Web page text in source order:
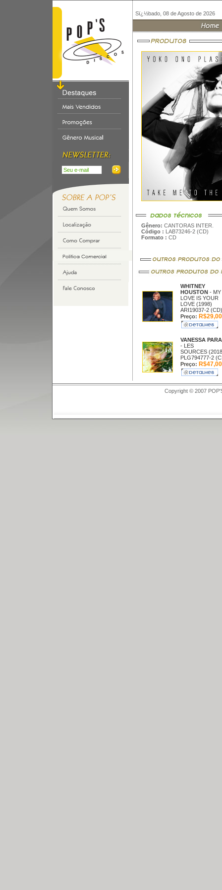
Sï¿½bado, 08 de Agosto de 2026
Gênero: CANTORAS INTER.
Código : LAB73246-2 (CD)
Formato : CD
WHITNEY
HOUSTON - MY
LOVE IS YOUR
LOVE (1998)
ARI19037-2 (CD)
Preço: R$29,00
VANESSA
- LES
SOURCES
PLG794777-2
Preço: R$47,00
Copyright © 2007